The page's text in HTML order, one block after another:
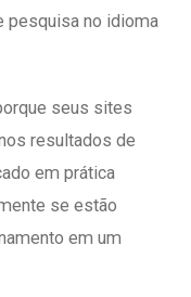
pesquisa no idioma
seus sites
resultados de
em prática
se estão
em um